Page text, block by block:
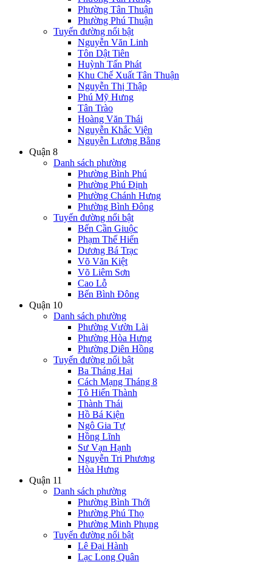
Phường Tân Thuận
Phường Phú Thuận
Tuyến đường nổi bật
Nguyễn Văn Linh
Tôn Dật Tiên
Huỳnh Tấn Phát
Khu Chế Xuất Tân Thuận
Nguyễn Thị Thập
Phú Mỹ Hưng
Tân Trào
Hoàng Văn Thái
Nguyễn Khắc Viện
Nguyễn Lương Bằng
Quận 8
Danh sách phường
Phường Bình Phú
Phường Phú Định
Phường Chánh Hưng
Phường Bình Đông
Tuyến đường nổi bật
Bến Cần Giuộc
Phạm Thế Hiển
Dương Bá Trạc
Võ Văn Kiệt
Võ Liêm Sơn
Cao Lỗ
Bến Bình Đông
Quận 10
Danh sách phường
Phường Vườn Lài
Phường Hòa Hưng
Phường Diên Hồng
Tuyến đường nổi bật
Ba Tháng Hai
Cách Mạng Tháng 8
Tô Hiến Thành
Thành Thái
Hồ Bá Kiện
Ngô Gia Tự
Hồng Lĩnh
Sư Vạn Hạnh
Nguyễn Tri Phương
Hòa Hưng
Quận 11
Danh sách phường
Phường Bình Thới
Phường Phú Thọ
Phường Minh Phụng
Tuyến đường nổi bật
Lê Đại Hành
Lạc Long Quân